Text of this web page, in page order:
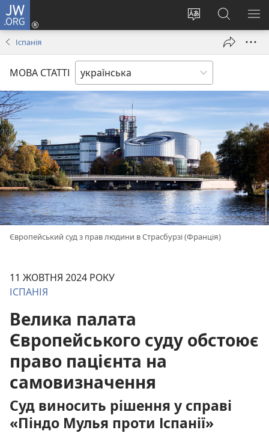
JW.ORG
Змінити
Увійти
(відкривається
вікні)
Пошук
на
сайті
Іспанія
МОВА СТАТТІ
Європейський суд з прав людини в Страсбурзі (Франція)
11 ЖОВТНЯ 2024 РОКУ
ІСПАНІЯ
Велика палата
Європейського суду обстоює
право пацієнта на
самовизначення
Суд виносить рішення у справі
«Піндо Мулья проти Іспанії»